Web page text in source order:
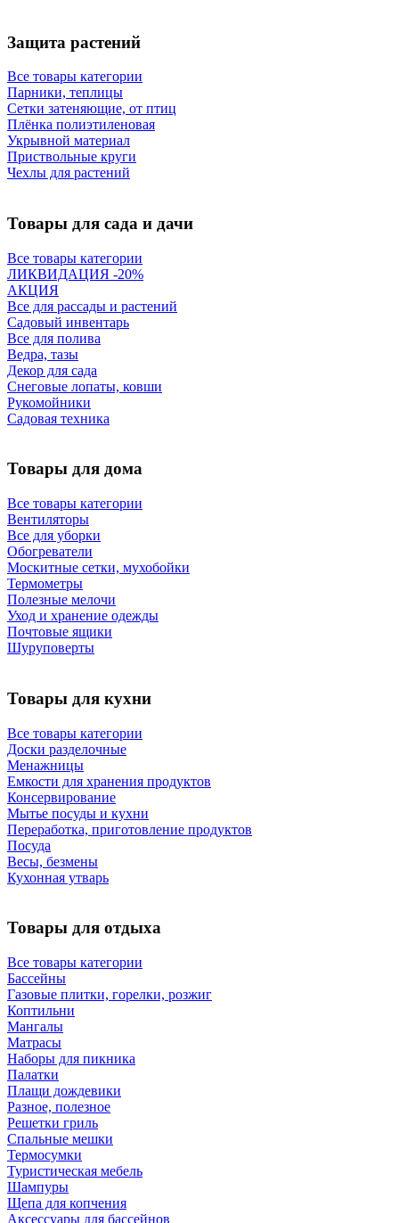
Защита растений
Все товары категории
Парники, теплицы
Сетки затеняющие, от птиц
Плёнка полиэтиленовая
Укрывной материал
Приствольные круги
Чехлы для растений
Товары для сада и дачи
Все товары категории
ЛИКВИДАЦИЯ -20%
АКЦИЯ
Все для рассады и растений
Садовый инвентарь
Все для полива
Ведра, тазы
Декор для сада
Снеговые лопаты, ковши
Рукомойники
Садовая техника
Товары для дома
Все товары категории
Вентиляторы
Все для уборки
Обогреватели
Москитные сетки, мухобойки
Термометры
Полезные мелочи
Уход и хранение одежды
Почтовые ящики
Шуруповерты
Товары для кухни
Все товары категории
Доски разделочные
Менажницы
Емкости для хранения продуктов
Консервирование
Мытье посуды и кухни
Переработка, приготовление продуктов
Посуда
Весы, безмены
Кухонная утварь
Товары для отдыха
Все товары категории
Бассейны
Газовые плитки, горелки, розжиг
Коптильни
Мангалы
Матрасы
Наборы для пикника
Палатки
Плащи дождевики
Разное, полезное
Решетки гриль
Спальные мешки
Термосумки
Туристическая мебель
Шампуры
Щепа для копчения
Аксессуары для бассейнов